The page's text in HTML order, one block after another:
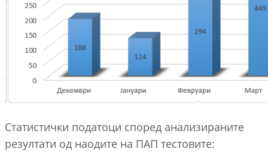
Статистички податоци според анализираните
резултати од наодите на ПАП тестовите: